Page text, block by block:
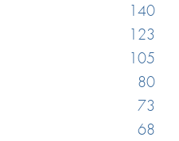
140
123
105
80
73
68